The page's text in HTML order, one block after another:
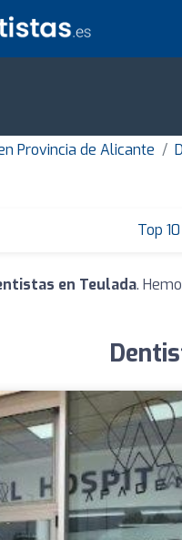
Provincia de Alicante
Top 10
en Teulada.